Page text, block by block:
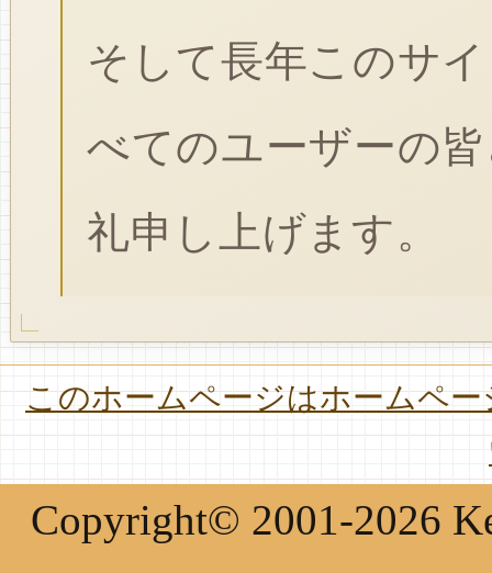
そして長年このサ
べてのユーザーの
礼申し上げます。
このホームページはホームペ
Copyright© 2001-2026